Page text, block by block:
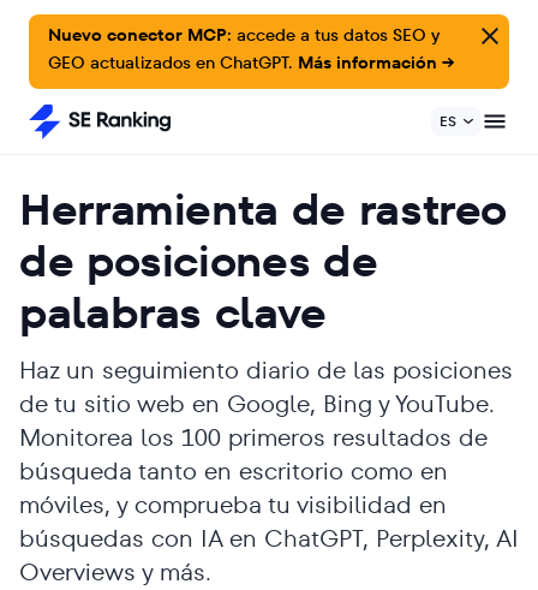
Nuevo conector MCP: accede a tus datos SEO y
GEO actualizados en ChatGPT. Más información →
ES
Herramienta de rastreo
de posiciones de
palabras clave
Haz un seguimiento diario de las posiciones
de tu sitio web en Google, Bing y YouTube.
Monitorea los 100 primeros resultados de
búsqueda tanto en escritorio como en
móviles, y comprueba tu visibilidad en
búsquedas con IA en ChatGPT, Perplexity, AI
Overviews y más.